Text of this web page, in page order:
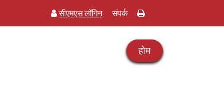
सीएमएस लॉगिन संपर्क
होम